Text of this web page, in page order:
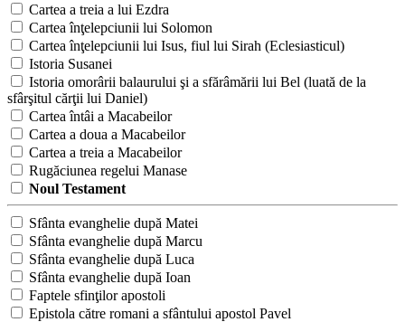
Cartea a treia a lui Ezdra
Cartea înţelepciunii lui Solomon
Cartea înţelepciunii lui Isus, fiul lui Sirah (Eclesiasticul)
Istoria Susanei
Istoria omorârii balaurului şi a sfărâmării lui Bel (luată de la
sfârşitul cărţii lui Daniel)
Cartea întâi a Macabeilor
Cartea a doua a Macabeilor
Cartea a treia a Macabeilor
Rugăciunea regelui Manase
Noul Testament
Sfânta evanghelie după Matei
Sfânta evanghelie după Marcu
Sfânta evanghelie după Luca
Sfânta evanghelie după Ioan
Faptele sfinţilor apostoli
Epistola către romani a sfântului apostol Pavel